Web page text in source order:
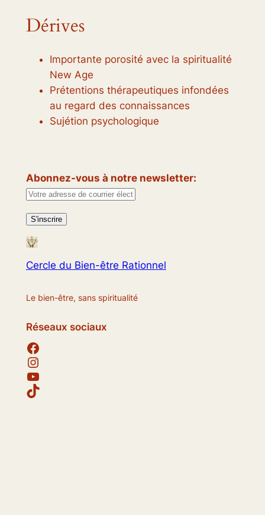
Dérives
Importante porosité avec la spiritualité
New Age
Prétentions thérapeutiques infondées
au regard des connaissances
Sujétion psychologique
Abonnez-vous à notre newsletter:
Cercle du Bien-être Rationnel
Le bien-être, sans spiritualité
Réseaux sociaux
Facebook
Instagram
YouTube
TikTok